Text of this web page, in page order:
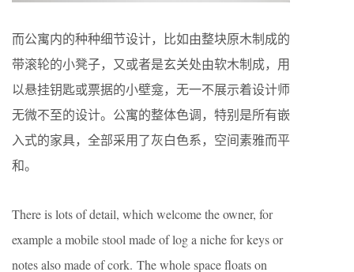
而公寓内的种种细节设计，比如由整块原木制成的
带滚轮的小凳子，又或者是玄关处由软木制成，用
以悬挂钥匙或票据的小壁龛，无一不展示着设计师
无微不至的设计。公寓的整体色调，特别是所有嵌
入式的家具，全部采用了灰白色系，空间素雅而平
和。
There is lots of detail, which welcome the owner, for
example a mobile stool made of log a niche for keys or
notes also made of cork. The whole space floats on